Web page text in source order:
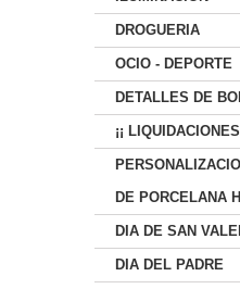
DROGUERIA
OCIO - DEPORTE
DETALLES DE
¡¡
DE PORCELANA
DIA DE SAN
DIA DEL PADRE